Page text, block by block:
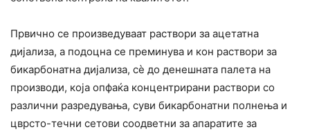
Првично се произведуваат раствори за ацетатна
дијализа, а подоцна се преминува и кон раствори за
бикарбонатна дијализа, сѐ до денешната палета на
производи, која опфаќа концентрирани раствори со
различни разредувања, суви бикарбонатни полнења и
цврсто-течни сетови соодветни за апаратите за